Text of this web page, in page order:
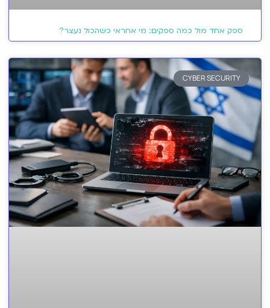
ספק אחד מול כמה ספקים: מי אחראי כשהכול נעצר?
CYBER SECURITY